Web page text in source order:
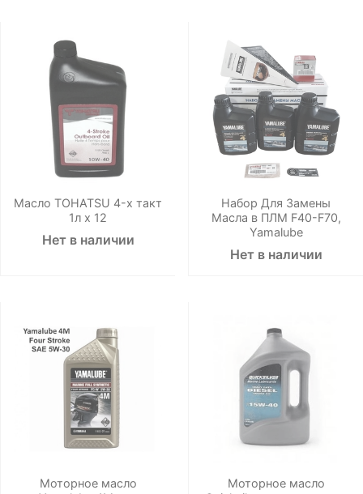
Масло TOHATSU 4-х такт
1л х 12
Нет в наличии
Набор Для Замены
Масла в ПЛМ F40-F70,
Yamalube
Нет в наличии
Моторное масло
Моторное масло